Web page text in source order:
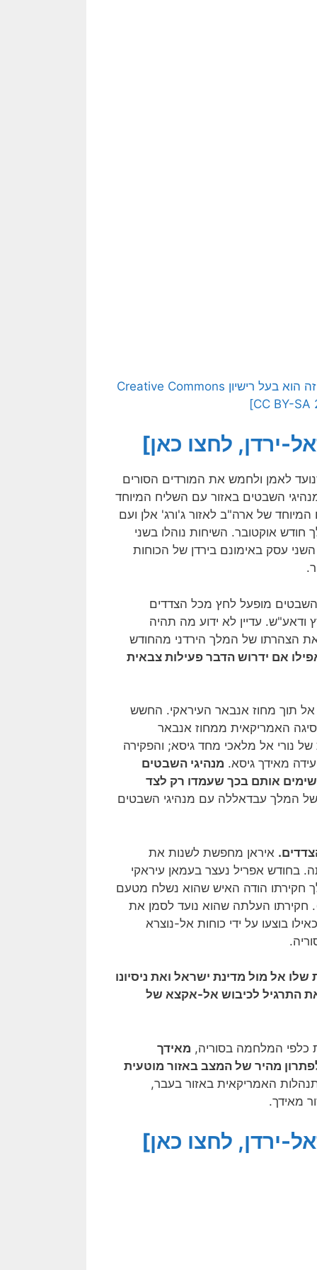
[הצילום הועלה לויקיפדיה ע"י World Economic Forum. קובץ זה הוא בעל רישיון Creative Commons
ירדן, לחצו כאן]
לאמן ולחמש את המורדים הסורים
השבטים באזור עם השליח המיוחד
של ארה"ב לאזור ג'ורג' אלן ועם
חודש אוקטובר. השיחות נוהלו בשני
עסק באימונם בירדן של הכוחות
מופעל לחץ מכל הצדדים
עדיין לא ידוע מה תהיה
הצהרתו של המלך הירדני מהחודש
אם ידרוש הדבר פעילות צבאית
אל תוך מחוז אנבאר העיראקי. החשש
האמריקאית ממחוז אנבאר
נורי אל מלאכי מחד גיסא; והפקירה
מאידך גיסא. מנהיגי השבטים
אותם בכך שעמדו רק לצד
המלך עבדאללה עם מנהיגי השבטים
איראן מחפשת לשנות את
בחודש אפריל נעצר בעמאן עיראקי
של חומרי נפץ. במהלך חקירתו הודה האיש שהוא נשלח מטעם
חקירתו העלתה שהוא נועד לסמן את
בוצעו על ידי כוחות אל-נוצרא
אל מול מדינת ישראל ואת ניסיונו
התרגיל לכיבוש אל-אקצא של
כלפי המלחמה בסוריה, מאידך
מהיר של המצב באזור מוטעית
האמריקאית באזור בעבר,
מאידך.
ירדן, לחצו כאן]